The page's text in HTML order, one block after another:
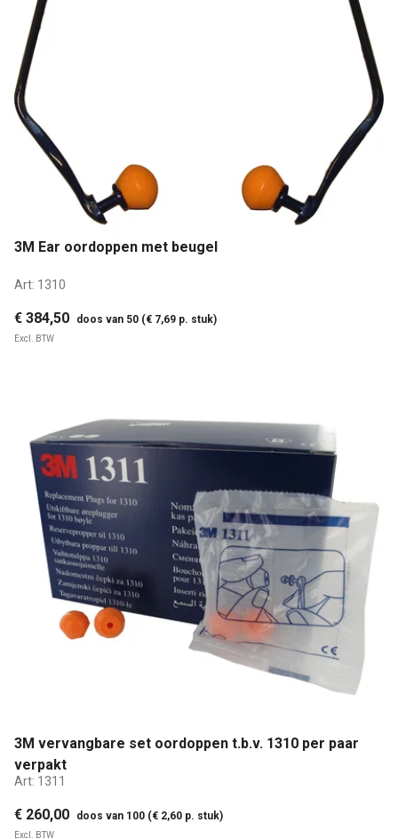
3M Ear oordoppen met beugel
Art: 1310
€ 384,50 doos van 50 (€ 7,69 p. stuk)
Excl. BTW
3M vervangbare set oordoppen t.b.v. 1310 per paar
verpakt
Art: 1311
€ 260,00 doos van 100 (€ 2,60 p. stuk)
Excl. BTW